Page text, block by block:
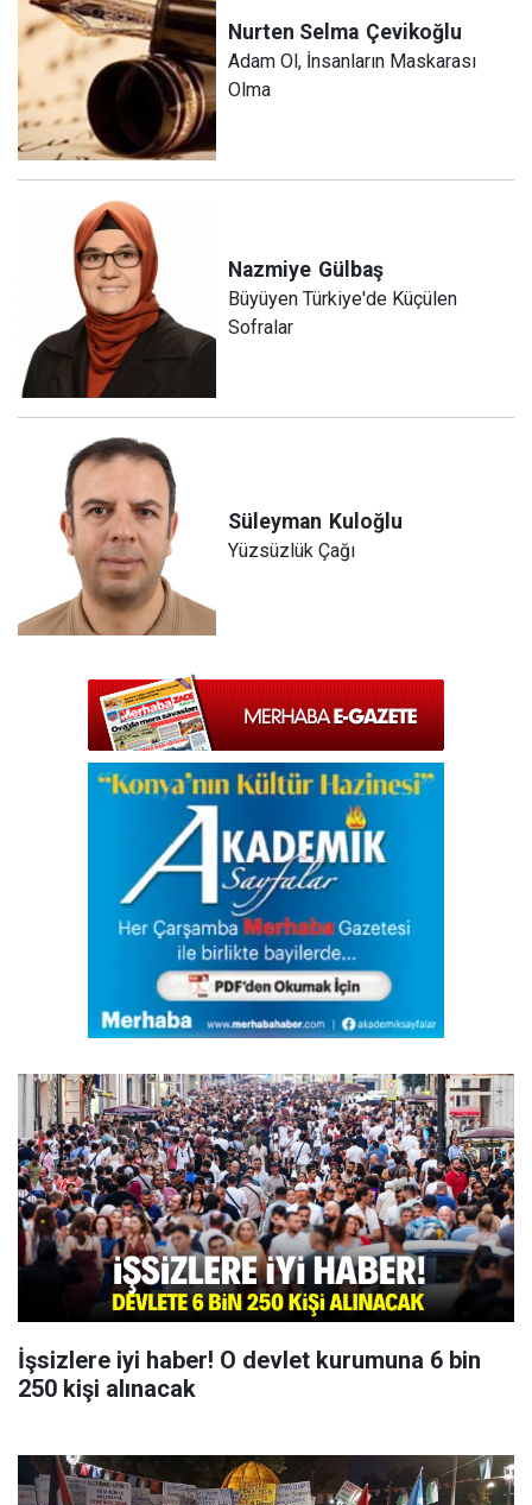
Nurten Selma Çevikoğlu
Adam Ol, İnsanların Maskarası
Olma
Nazmiye Gülbaş
Büyüyen Türkiye'de Küçülen
Sofralar
Süleyman Kuloğlu
Yüzsüzlük Çağı
İşsizlere iyi haber! O devlet kurumuna 6 bin
250 kişi alınacak